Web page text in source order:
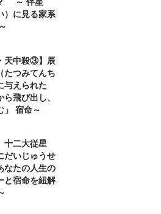
）に見る家系
天中殺③】辰
たつみてんち
与えられた
ら飛び出し、
」 宿命～
十二大従星
だいじゅうせ
たの人生の
と宿命を紐解